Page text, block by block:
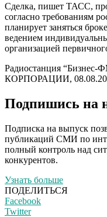
Сделка, пишет ТАСС,
согласно требованиям
планирует заняться
ведением
организацией
Радиостанция
КОРПОРАЦИИ,
Подпишись на
Подписка на выпуск
публикаций СМИ по
полный контроль над
конкурентов.
Узнать больше
ПОДЕЛИТЬСЯ
Facebook
Twitter